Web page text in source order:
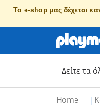
Το e-shop μας δέχεται
Δείτε τα
Home